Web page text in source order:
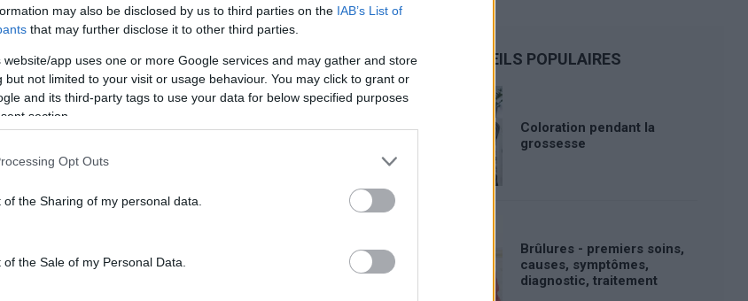
may also be disclosed by us to third parties on the IAB’s List of
that may further disclose it to other third parties.
website/app uses one or more Google services and may gather and store
but not limited to your visit or usage behaviour. You may click to grant or
and its third-party tags to use your data for below specified purposes
section.
Opt Outs
the Sharing of my personal data.
the Sale of my Personal Data.
traiter les plaies difficiles à
? La réponse des scientifiques de
plaies difficiles à cicatriser sont un problème auquel
de ces types de plaies n'est pas facile : il faut
CONSEILS POPULAIRES
Coloration pendant la
grossesse
Brûlures - premiers soins,
causes, symptômes,
diagnostic, traitement